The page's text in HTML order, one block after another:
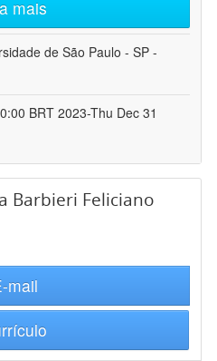
mais
de São Paulo - SP -
BRT 2023-Thu Dec 31
Barbieri Feliciano
mail